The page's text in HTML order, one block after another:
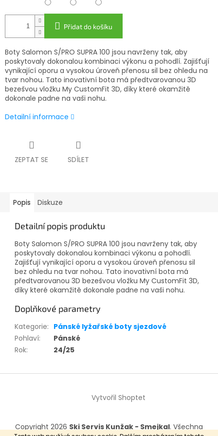
Přidat do košíku
Boty Salomon S/PRO SUPRA 100 jsou navrženy tak, aby
poskytovaly dokonalou kombinaci výkonu a pohodlí. Zajišťují
vynikající oporu a vysokou úroveň přenosu sil bez ohledu na
tvar nohou. Tato inovativní bota má předtvarovanou 3D
bezešvou vložku My CustomFit 3D, díky které okamžitě
dokonale padne na vaši nohu.
Detailní informace
ZEPTAT SE SDÍLET
Popis Diskuze
Detailní popis produktu
Boty Salomon S/PRO SUPRA 100 jsou navrženy tak, aby
poskytovaly dokonalou kombinaci výkonu a pohodlí.
Zajišťují vynikající oporu a vysokou úroveň přenosu sil
bez ohledu na tvar nohou. Tato inovativní bota má
předtvarovanou 3D bezešvou vložku My CustomFit 3D,
díky které okamžitě dokonale padne na vaši nohu.
Doplňkové parametry
Kategorie: Pánské lyžařské boty sjezdové
Pohlaví:
Pánské
Rok: 24/25
í
Vytvořil Shoptet
Copyright 2026 Ski Servis Kunžak - Smejkal. Všechna